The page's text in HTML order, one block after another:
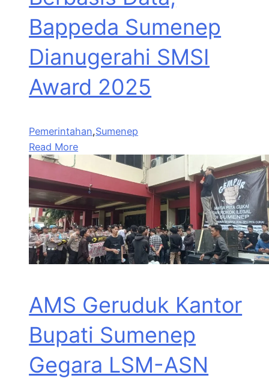
Bappeda Sumenep
Dianugerahi SMSI
Award 2025
Pemerintahan,Sumenep
Read More
AMS Geruduk Kantor
Bupati Sumenep
Gegara LSM-ASN